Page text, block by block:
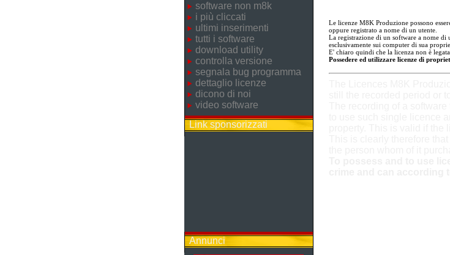
software non m8k
i più cliccati
ultimi inserimenti
tutti i software
download utility
controlla versione
segnala bug programma
dettaglio licenze
dicono di noi
video software
Link sponsorizzati
Annunci
Le licenze M8K Produzione possono
oppure registrato a nome di un utente.
La registrazione di un software a nome di
esclusivamente sui computer di sua
E' chiaro quindi che la licenza non è
Possedere ed utilizzare licenze di